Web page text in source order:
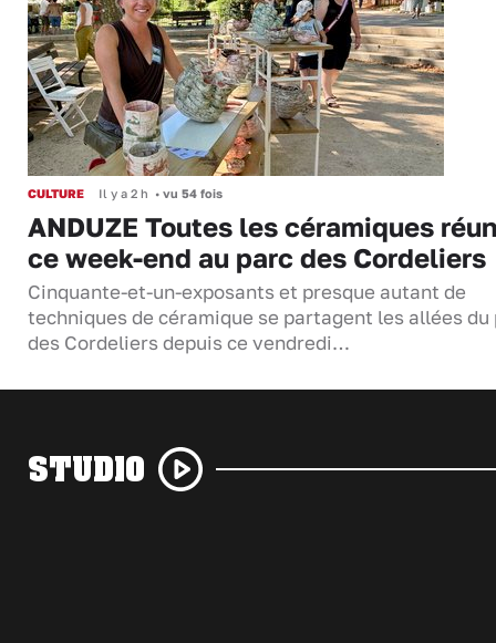
CULTURE Il y a 2 h • vu 54 fois
ANDUZE Toutes les céramiques
ce week-end au parc des Cordeliers
Cinquante-et-un-exposants et presque autant de
techniques de céramique se partagent les allées du
des Cordeliers depuis ce vendredi…
STUDIO